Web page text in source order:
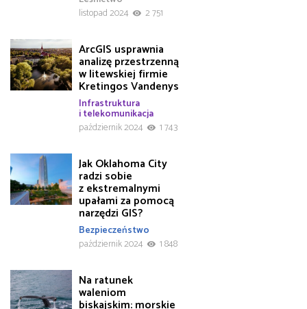
listopad 2024
2 751
ArcGIS usprawnia
analizę przestrzenną
w litewskiej firmie
Kretingos Vandenys
Infrastruktura
i telekomunikacja
październik 2024
1 743
Jak Oklahoma City
radzi sobie
z ekstremalnymi
upałami za pomocą
narzędzi GIS?
Bezpieczeństwo
październik 2024
1 848
Na ratunek
waleniom
biskajskim: morskie